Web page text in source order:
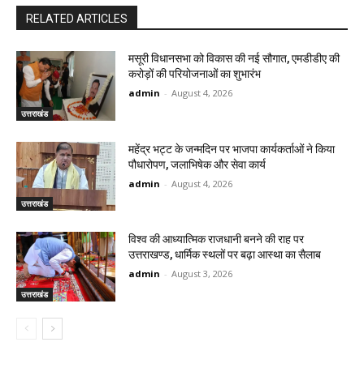
RELATED ARTICLES
उत्तराखंड
मसूरी विधानसभा को विकास की नई सौगात, एमडीडीए की
करोड़ों की परियोजनाओं का शुभारंभ
admin - August 4, 2026
उत्तराखंड
महेंद्र भट्ट के जन्मदिन पर भाजपा कार्यकर्ताओं ने किया
पौधारोपण, जलाभिषेक और सेवा कार्य
admin - August 4, 2026
उत्तराखंड
विश्व की आध्यात्मिक राजधानी बनने की राह पर
उत्तराखण्ड, धार्मिक स्थलों पर बढ़ा आस्था का सैलाब
admin - August 3, 2026